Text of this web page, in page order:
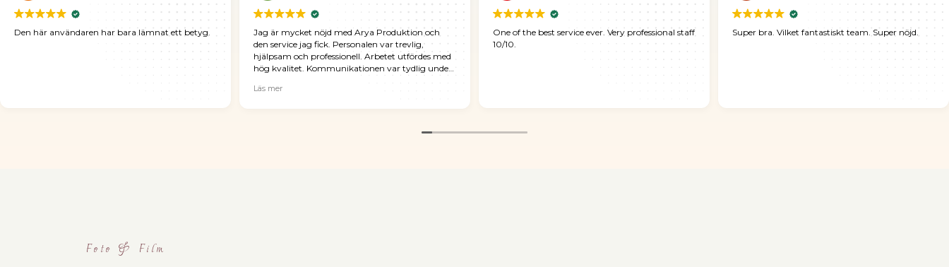
Den här användaren har bara lämnat ett betyg.
Jag är mycket nöjd med Arya Produktion och
den service jag fick. Personalen var trevlig,
hjälpsam och professionell. Arbetet utfördes med
hög kvalitet. Kommunikationen var tydlig under
hela processen och resultatet överträffade mina
förväntningar. Jag kan varmt rekommendera
Läs mer
One of the best service ever. Very professional staff
10/10.
Super bra. Vilket fantastiskt team. Super nöjd.
Foto & Film